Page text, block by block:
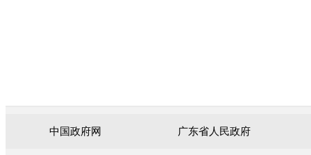
中国政府网 广东省人民政府